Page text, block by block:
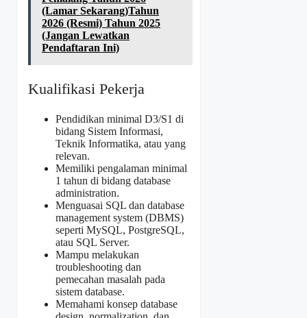
(Lamar Sekarang)Tahun
2026 (Resmi) Tahun 2025
(Jangan Lewatkan
Pendaftaran Ini)
Kualifikasi Pekerja
Pendidikan minimal D3/S1 di
bidang Sistem Informasi,
Teknik Informatika, atau yang
relevan.
Memiliki pengalaman minimal
1 tahun di bidang database
administration.
Menguasai SQL dan database
management system (DBMS)
seperti MySQL, PostgreSQL,
atau SQL Server.
Mampu melakukan
troubleshooting dan
pemecahan masalah pada
sistem database.
Memahami konsep database